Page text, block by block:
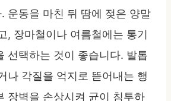
운동을 마친 뒤 땀에 젖은 양말
, 장마철이나 여름철에는 통기
선택하는 것이 좋습니다. 발톱
나 각질을 억지로 뜯어내는 행
장벽을 손상시켜 균이 침투하